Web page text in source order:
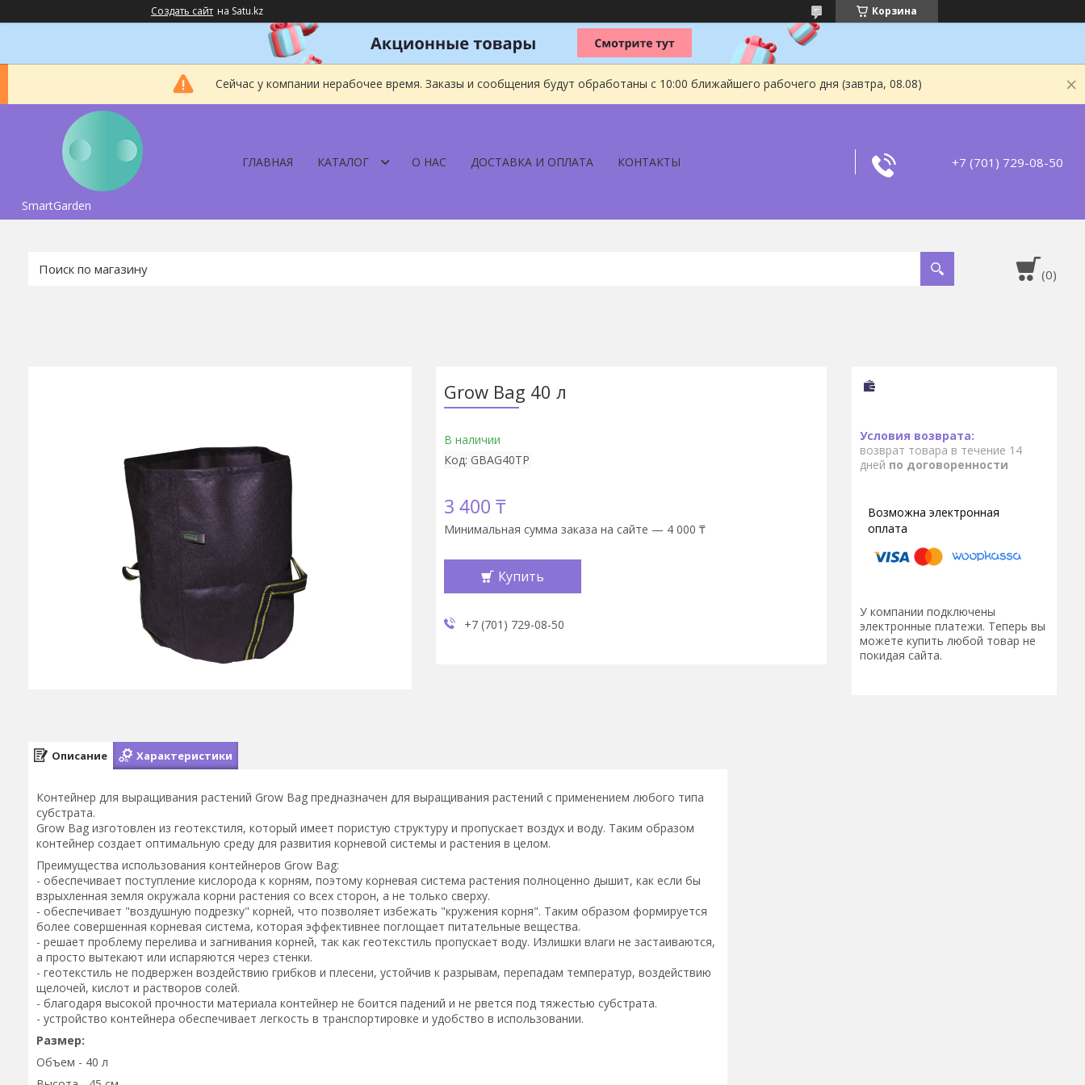
Создать сайт на Satu.kz Корзина
Сейчас у компании нерабочее время. Заказы и сообщения будут обработаны с 10:00 ближайшего рабочего дня (завтра, 08.08)
SmartGarden
ГЛАВНАЯ КАТАЛОГ О НАС ДОСТАВКА И ОПЛАТА КОНТАКТЫ +7 (701) 729-08-50
Grow Bag 40 л
В наличии
Код: GBAG40TP
3 400 ₸
Минимальная сумма заказа на сайте — 4 000 ₸
Купить
+7 (701) 729-08-50
возврат товара в течение 14
дней по договоренности
У компании подключены
электронные платежи. Теперь вы
можете купить любой товар не
покидая сайта.
Описание Характеристики
Контейнер для выращивания растений Grow Bag предназначен для выращивания растений с применением любого типа
субстрата.
Grow Bag изготовлен из геотекстиля, который имеет пористую структуру и пропускает воздух и воду. Таким образом
контейнер создает оптимальную среду для развития корневой системы и растения в целом.
Преимущества использования контейнеров Grow Bag:
- обеспечивает поступление кислорода к корням, поэтому корневая система растения полноценно дышит, как если бы
взрыхленная земля окружала корни растения со всех сторон, а не только сверху.
- обеспечивает "воздушную подрезку" корней, что позволяет избежать "кружения корня". Таким образом формируется
более совершенная корневая система, которая эффективнее поглощает питательные вещества.
- решает проблему перелива и загнивания корней, так как геотекстиль пропускает воду. Излишки влаги не застаиваются,
а просто вытекают или испаряются через стенки.
- геотекстиль не подвержен воздействию грибков и плесени, устойчив к разрывам, перепадам температур, воздействию
щелочей, кислот и растворов солей.
- благодаря высокой прочности материала контейнер не боится падений и не рвется под тяжестью субстрата.
- устройство контейнера обеспечивает легкость в транспортировке и удобство в использовании.
Размер:
Объем - 40 л